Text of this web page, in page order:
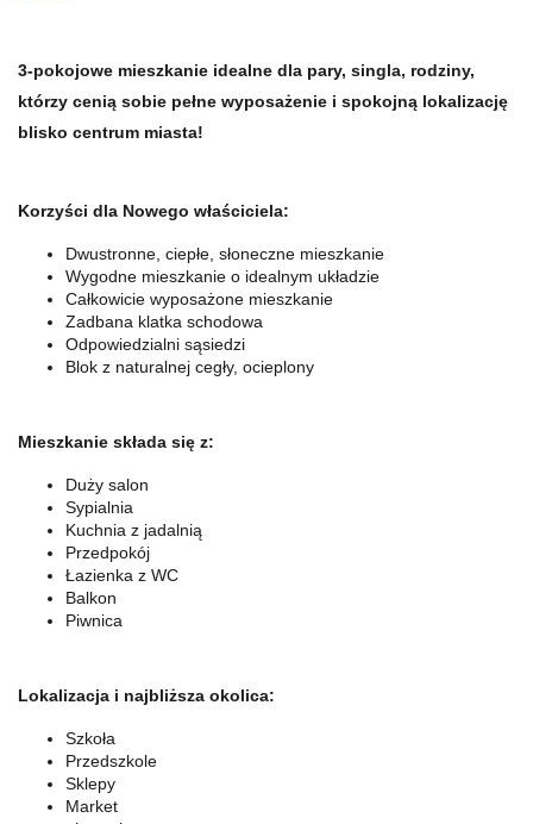
3-pokojowe mieszkanie idealne dla pary, singla, rodziny,
którzy cenią sobie pełne wyposażenie i spokojną lokalizację
blisko centrum miasta!
Korzyści dla Nowego właściciela:
Dwustronne, ciepłe, słoneczne mieszkanie
Wygodne mieszkanie o idealnym układzie
Całkowicie wyposażone mieszkanie
Zadbana klatka schodowa
Odpowiedzialni sąsiedzi
Blok z naturalnej cegły, ocieplony
Mieszkanie składa się z:
Duży salon
Sypialnia
Kuchnia z jadalnią
Przedpokój
Łazienka z WC
Balkon
Piwnica
Lokalizacja i najbliższa okolica:
Szkoła
Przedszkole
Sklepy
Market